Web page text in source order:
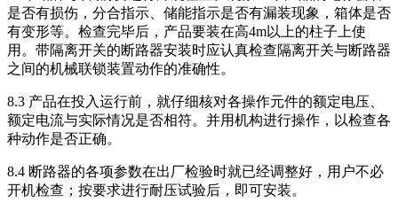
是否有损伤，分合指示、储能指示是否有漏装现象，箱体是否
有变形等。检查完毕后，产品要装在高4m以上的柱子上使
用。带隔离开关的断路器安装时应认真检查隔离开关与断路器
之间的机械联锁装置动作的准确性。
8.3 产品在投入运行前，就仔细核对各操作元件的额定电压、
额定电流与实际情况是否相符。并用机构进行操作，以检查各
种动作是否正确。
8.4 断路器的各项参数在出厂检验时就已经调整好，用户不必
开机检查；按要求进行耐压试验后，即可安装。